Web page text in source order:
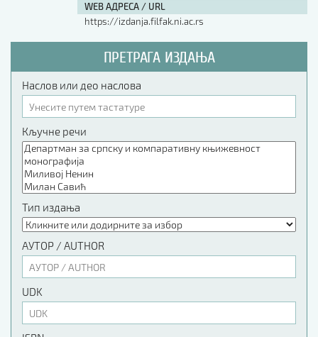
WEB АДРЕСА / URL
https://izdanja.filfak.ni.ac.rs
ПРЕТРАГА ИЗДАЊА
Наслов или део наслова
Кључне речи
Тип издања
АУТОР / AUTHOR
UDK